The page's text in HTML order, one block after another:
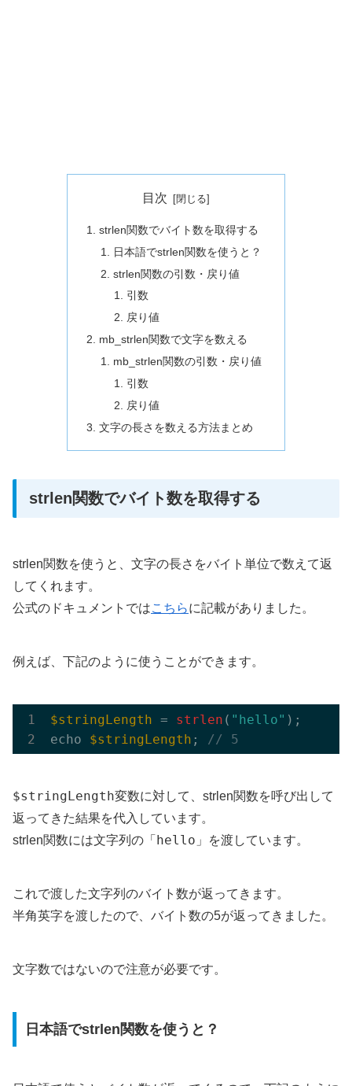
目次
strlen関数でバイト数を取得する
日本語でstrlen関数を使うと？
strlen関数の引数・戻り値
引数
戻り値
mb_strlen関数で文字を数える
mb_strlen関数の引数・戻り値
引数
戻り値
文字の長さを数える方法まとめ
strlen関数でバイト数を取得する
strlen関数を使うと、文字の長さをバイト単位で数えて返
してくれます。
公式のドキュメントではこちらに記載がありました。
例えば、下記のように使うことができます。
$stringLength = strlen ( "hello" );
echo $stringLength ; // 5
$stringLength変数に対して、strlen関数を呼び出して
返ってきた結果を代入しています。
strlen関数には文字列の「 hello 」を渡しています。
これで渡した文字列のバイト数が返ってきます。
半角英字を渡したので、バイト数の5が返ってきました。
文字数ではないので注意が必要です。
日本語でstrlen関数を使うと？